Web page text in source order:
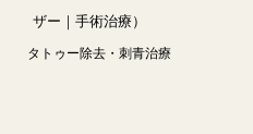
ザー｜手術治療）
タトゥー除去・刺青治療